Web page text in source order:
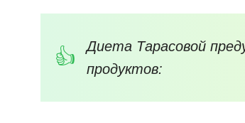
Диета Тарасовой
продуктов: